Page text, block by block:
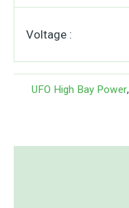
Voltage :
UFO High Bay Power,